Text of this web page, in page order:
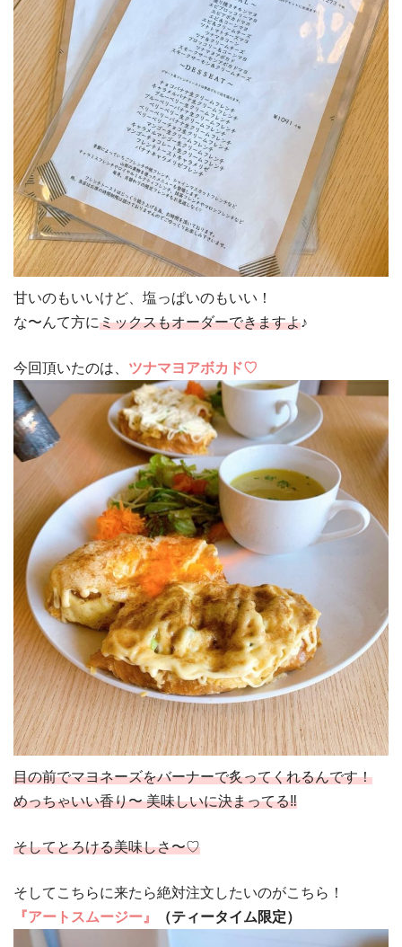
甘いのもいいけど、塩っぱいのもいい！
な〜んて方にミックスもオーダーできますよ♪
今回頂いたのは、 ツナマヨアボカド♡
目の前でマヨネーズをバーナーで炙ってくれるんです！
めっちゃいい香り〜 美味しいに決まってる‼︎
そしてとろける美味しさ〜♡
そしてこちらに来たら絶対注文したいのがこちら！
『アートスムージー』
（ティータイム限定）